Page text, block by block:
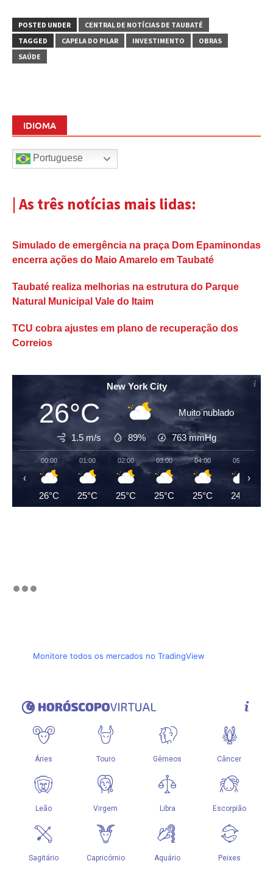
POSTED UNDER
CENTRAL DE NOTÍCIAS DE TAUBATÉ
TAGGED
CAPELA DO PILAR INVESTIMENTO
OBRAS
SAÚDE
IDIOMA
Portuguese
| As três notícias mais lidas:
Simulado de emergência na praça Dom Epaminondas
encerra ações do Maio Amarelo em Taubaté
Taubaté realiza melhorias na estrutura do Parque
Natural Municipal Vale do Itaim
TCU cobra ajustes em plano de recuperação dos
Correios
New York City
26°C Muito nublado
1.5 m/s 89% 763mmHg
00:00
26°C
01:00
25°C
02:00
25°C
03:00
25°C
04:00
25°C
05:00
24°C
‹ ›
Monitore todos os mercados no TradingView